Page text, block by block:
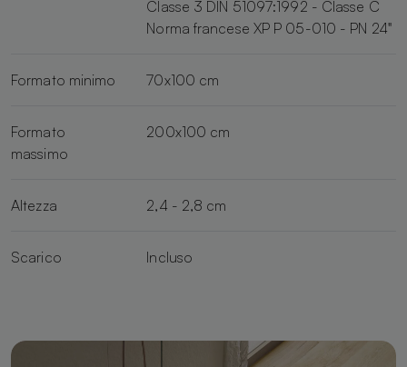
Classe 3 DIN 51097:1992 - Classe C
Norma francese XP P 05-010 - PN 24"
Formato minimo 70x100 cm
Formato
massimo
200x100 cm
Altezza 2,4 - 2,8 cm
Scarico Incluso